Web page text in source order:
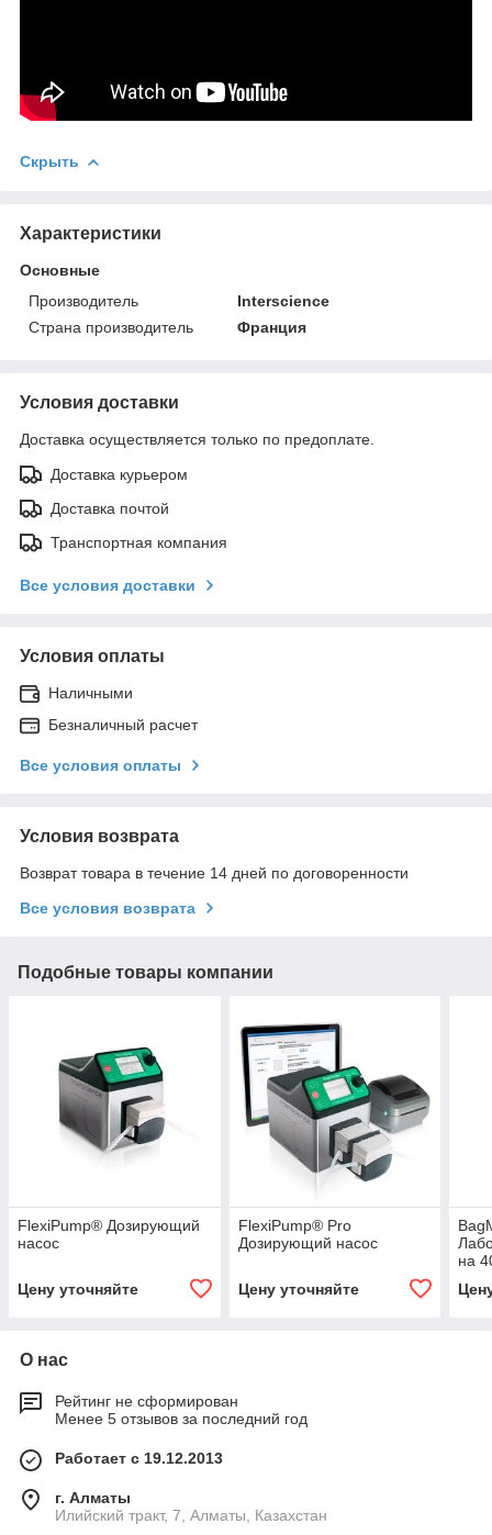
Скрыть
Характеристики
Основные
Производитель
Interscience
Страна производитель
Франция
Условия доставки
Доставка осуществляется только по предоплате.
Доставка курьером
Доставка почтой
Транспортная компания
Все условия доставки
Условия оплаты
Наличными
Безналичный расчет
Все условия оплаты
Условия возврата
Возврат товара в течение 14 дней по договоренности
Все условия возврата
Подобные товары компании
FlexiPump® Дозирующий
насос
Цену уточняйте
FlexiPump® Pro
Дозирующий насос
Цену уточняйте
на
О нас
Рейтинг не сформирован
Менее 5 отзывов за последний год
Работает с 19.12.2013
г. Алматы
Илийский тракт, 7, Алматы, Казахстан